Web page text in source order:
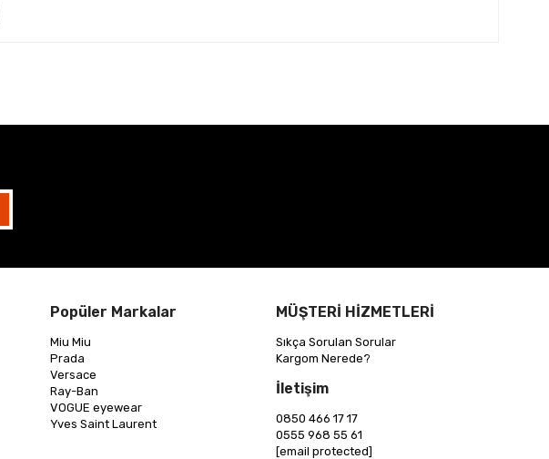
Popüler Markalar
Miu Miu
Prada
Versace
Ray-Ban
VOGUE eyewear
Yves Saint Laurent
MÜŞTERİ HİZMETLERİ
Sıkça Sorulan Sorular
Kargom Nerede?
İletişim
0850 466 17 17
0555 968 55 61
[email protected]